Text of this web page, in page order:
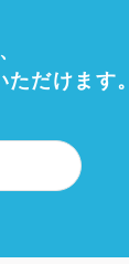
だけます。